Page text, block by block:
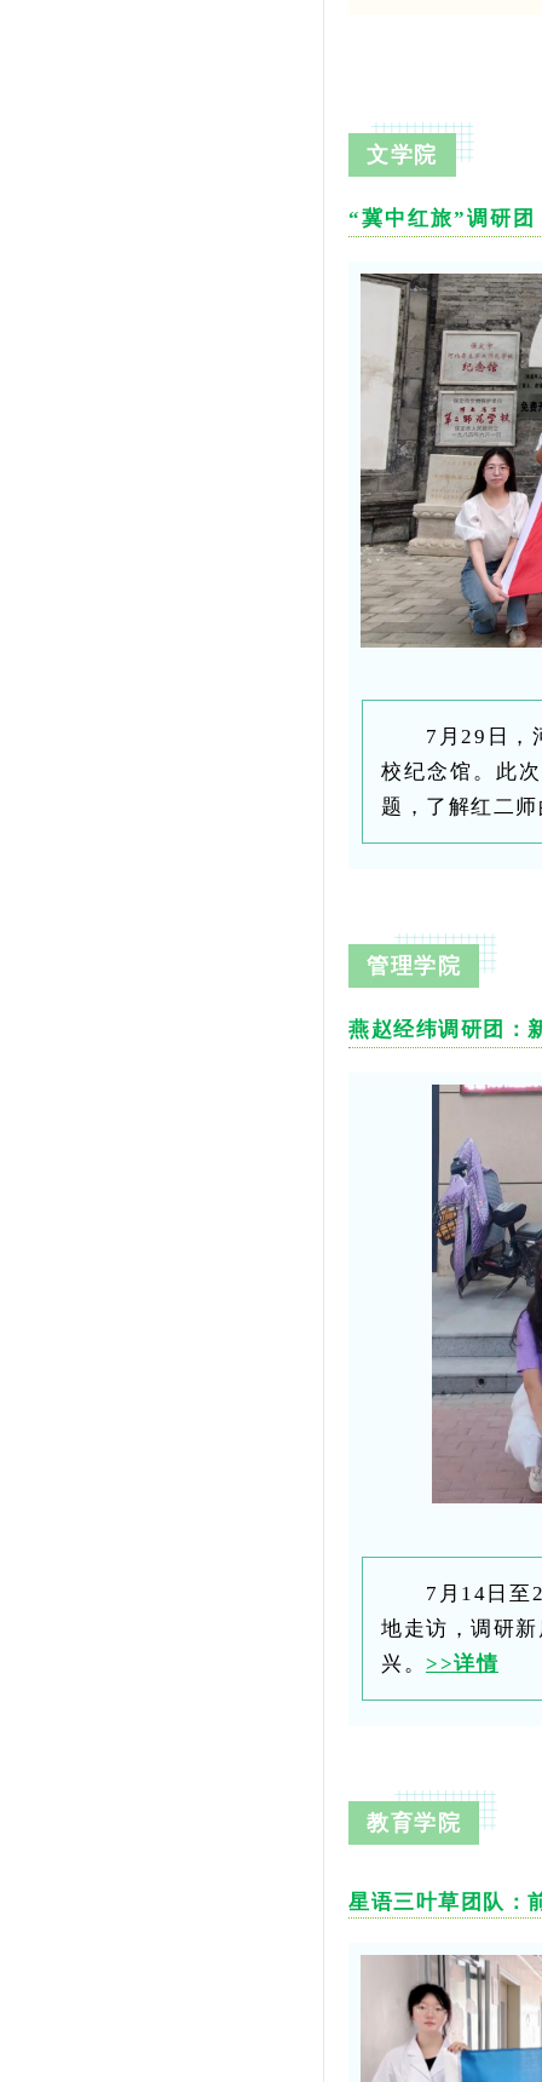
文学院
“冀中红旅”调研
7月29日，
校纪念馆。此
题，了解红二
管理学院
燕赵经纬调研团：
7月14日至
地走访，调研
兴。 >>详情
教育学院
星语三叶草团队：